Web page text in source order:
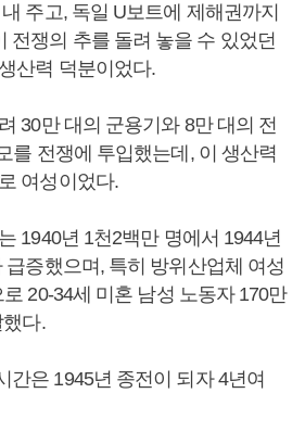
주고, 독일 U보트에 제해권까지
전쟁의 추를 돌려 놓을 수 있었던
산력 덕분이었다.
30만 대의 군용기와 8만 대의 전
를 전쟁에 투입했는데, 이 생산력
여성이었다.
1940년 1천2백만 명에서 1944년
급증했으며, 특히 방위산업체 여성
20-34세 미혼 남성 노동자 170만
다.
간은 1945년 종전이 되자 4년여